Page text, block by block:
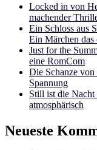
Locked in von
machender
Ein Schloss aus
Ein Märchen das
Just for the
eine RomCom
Die Schanze
Spannung
Still ist die
atmosphärisch
Neueste